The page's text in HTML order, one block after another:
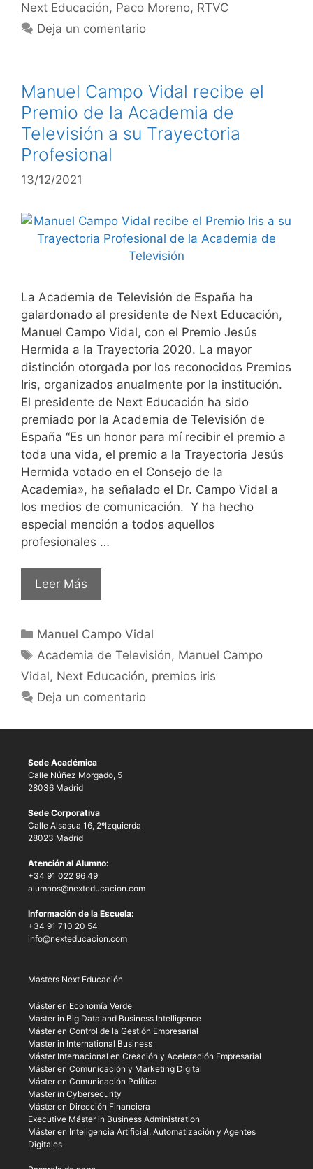
Next Educación, Paco Moreno, RTVC
Deja un comentario
Manuel Campo Vidal recibe el
Premio de la Academia de
Televisión a su Trayectoria
Profesional
13/12/2021
La Academia de Televisión de España ha
galardonado al presidente de Next Educación,
Manuel Campo Vidal, con el Premio Jesús
Hermida a la Trayectoria 2020. La mayor
distinción otorgada por los reconocidos Premios
Iris, organizados anualmente por la institución.
El presidente de Next Educación ha sido
premiado por la Academia de Televisión de
España “Es un honor para mí recibir el premio a
toda una vida, el premio a la Trayectoria Jesús
Hermida votado en el Consejo de la
Academia», ha señalado el Dr. Campo Vidal a
los medios de comunicación. Y ha hecho
especial mención a todos aquellos
profesionales …
Leer Más
Manuel Campo Vidal
Academia de Televisión, Manuel Campo
Vidal, Next Educación, premios iris
Deja un comentario
Sede Académica
Calle Núñez Morgado, 5
28036 Madrid
Sede Corporativa
Calle Alsasua 16, 2ºIzquierda
28023 Madrid
Atención al Alumno:
+34 91 022 96 49
alumnos@nexteducacion.com
Información de la Escuela:
+34 91 710 20 54
info@nexteducacion.com
Masters Next Educación
Máster en Economía Verde
Master in Big Data and Business Intelligence
Máster en Control de la Gestión Empresarial
Master in International Business
Máster Internacional en Creación y Aceleración Empresarial
Máster en Comunicación y Marketing Digital
Máster en Comunicación Política
Master in Cybersecurity
Máster en Dirección Financiera
Executive Máster in Business Administration
Máster en Inteligencia Artificial, Automatización y Agentes
Digitales